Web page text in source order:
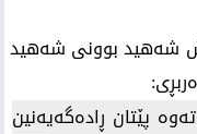
شەهید بوونی شەهید
پێتان ڕادەگەیەنین